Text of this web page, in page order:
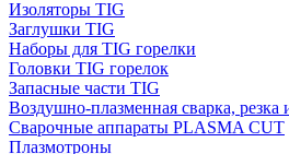
Изоляторы TIG
Заглушки TIG
Наборы для TIG горелки
Головки TIG горелок
Запасные части TIG
Воздушно-плазменная сварка, резка
Сварочные аппараты PLASMA CUT
Плазмотроны